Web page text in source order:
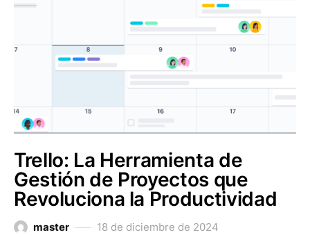
Trello: La Herramienta de
Gestión de Proyectos que
Revoluciona la Productividad
master 18 de diciembre de 2024